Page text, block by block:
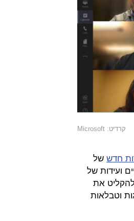
קרדיט: Microsoft
חדש של
ועידות של
להקליט את
וטבלאות